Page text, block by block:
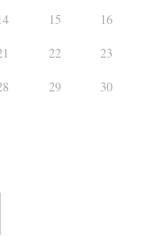
15
16
22
23
29
30